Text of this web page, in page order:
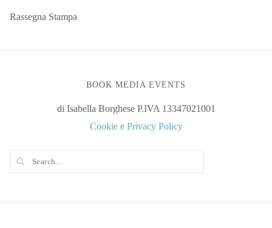
Rassegna Stampa
BOOK MEDIA EVENTS
di Isabella Borghese P.IVA 13347021001
Cookie e Privacy Policy